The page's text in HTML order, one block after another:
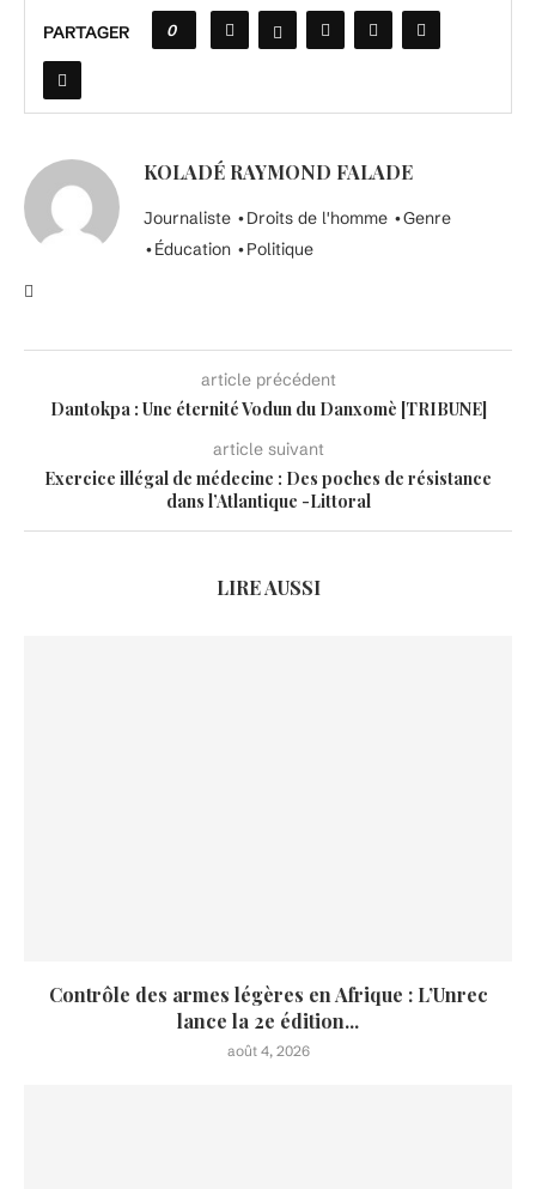
PARTAGER 0
KOLADÉ RAYMOND FALADE
Journaliste •Droits de l'homme •Genre
•Éducation •Politique
article précédent
Dantokpa : Une éternité Vodun du Danxomè [TRIBUNE]
article suivant
Exercice illégal de médecine : Des poches de résistance
dans l’Atlantique -Littoral
LIRE AUSSI
Contrôle des armes légères en Afrique : L’Unrec
lance la 2e édition...
août 4, 2026